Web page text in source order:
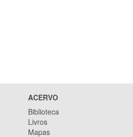
ACERVO
Biblioteca
Livros
Mapas